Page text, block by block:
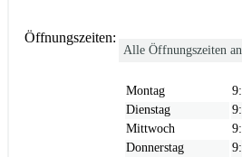
Öffnungszeiten:
Alle Öffnungszeiten
Montag
Dienstag
Mittwoch
Donnerstag